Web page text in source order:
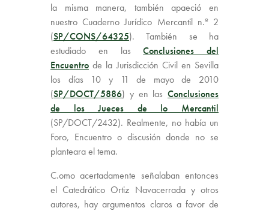
la misma manera, también apaeció en
nuestro Cuaderno Jurídico Mercantil n.º 2
(SP/CONS/64325). También se ha
estudiado en lasConclusiones del
Encuentro de la Jurisdicción Civil en Sevilla
los días 10 y 11 de mayo de 2010
(SP/DOCT/5886) y en las Conclusiones
de los Jueces de lo Mercantil
(SP/DOCT/2432). Realmente, no había un
Foro, Encuentro o discusión donde no se
planteara el tema.
C.omo acertadamente señalaban entonces
el Catedrático Ortiz Navacerrada y otros
autores, hay argumentos claros a favor de